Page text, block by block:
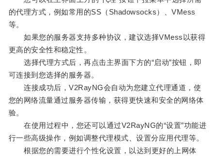
的代理方式，例如常用的SS（Shadowsocks）、VMess
等。
如果您的服务器支持多种协议，建议选择VMess以获得
更高的安全性和稳定性。
选择代理方式后，再点击主界面下方的“启动”按钮，即
可连接到您选择的服务器。
连接成功后，V2RayNG会自动为您建立代理通道，使
您的网络流量通过服务器传输，获得更快速和安全的网络体
验。
在使用过程中，您还可以通过V2RayNG的“设置”功能进
行一些高级操作，例如调整代理模式、设置分应用代理等。
根据您的需要进行个性化设置，以达到更好的上网体